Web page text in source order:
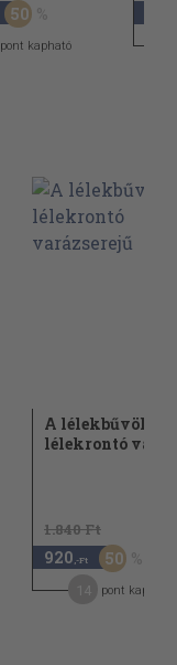
50
pont kapható
A lélekbűvölő -
lélekrontó
1.840 Ft
920 ,-Ft 50
pont kapható